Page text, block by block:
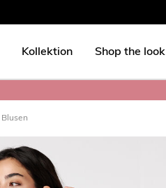
Kollektion Shop the look
Blusen